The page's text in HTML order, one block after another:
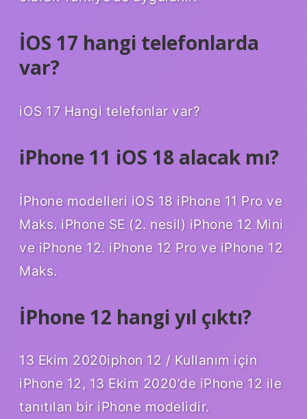
İOS 17 hangi telefonlarda
var?
iOS 17 Hangi telefonlar var?
iPhone 11 iOS 18 alacak mı?
İPhone modelleri iOS 18 iPhone 11 Pro ve
Maks. iPhone SE (2. nesil) iPhone 12 Mini
ve iPhone 12. iPhone 12 Pro ve iPhone 12
Maks.
İPhone 12 hangi yıl çıktı?
13 Ekim 2020iphon 12 / Kullanım için
iPhone 12, 13 Ekim 2020’de iPhone 12 ile
tanıtılan bir iPhone modelidir.